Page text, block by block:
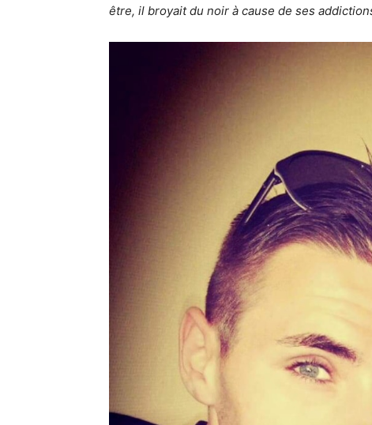
être, il broyait du noir à cause de ses